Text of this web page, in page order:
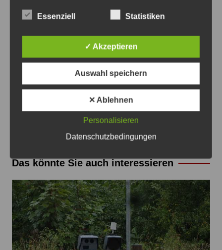
Beitragsnavigation
Das könnte Sie auch interessieren
Essenziell Statistiken
✓ Akzeptieren
Auswahl speichern
✕ Ablehnen
Personalisieren
Datenschutzbedingungen